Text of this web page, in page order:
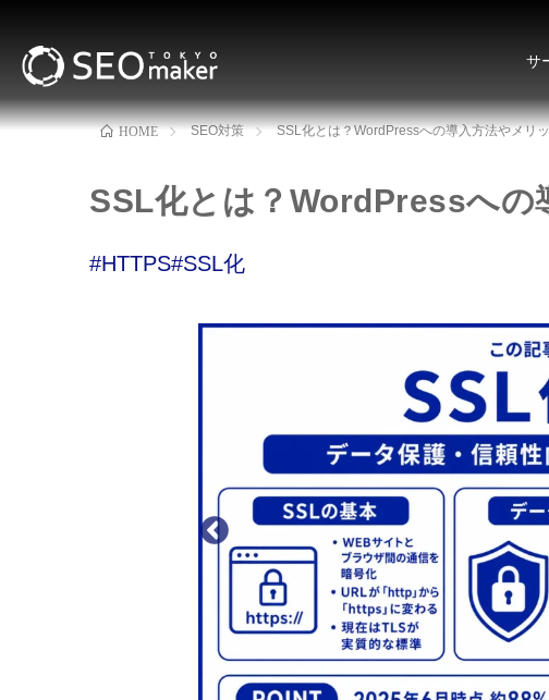
サ
HOME SEO対策 SSL化とは？WordPressへの導入方法やメリ
SSL化とは？WordPressへの
#HTTPS#SSL化